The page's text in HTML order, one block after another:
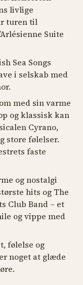
livlige
turen til
Suite
Sea Songs
i selskab med
med sin varme
og klassisk kan
Cyrano,
store følelser.
faste
og nostalgi
hits og The
Club Band – et
og vippe med
følelse og
noget at glæde